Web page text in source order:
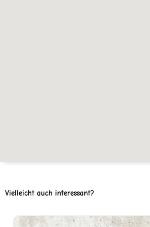
Vielleicht auch interessant?